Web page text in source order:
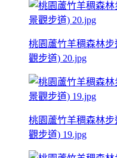
桃園蘆竹羊稠森林
觀步道) 20.jpg
桃園蘆竹羊稠森林
觀步道) 19.jpg